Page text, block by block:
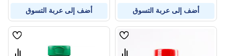
أضف إلى عربة التسوق أضف إلى عربة التسوق
قائمة
قائمة